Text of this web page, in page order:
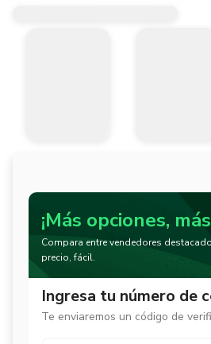
¡Más opciones,
Compara entre vendedores
precio, fácil.
Ingresa tu número de
Te enviaremos un código de